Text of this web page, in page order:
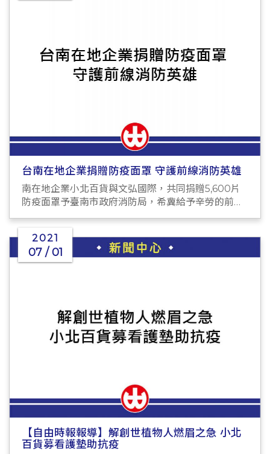
台南在地企業捐贈防疫面罩 守護前線消防英雄
南在地企業小北百貨與文弘國際，共同捐贈5,600片
防疫面罩予臺南市政府消防局，希冀給予辛勞的前線
2021
07 / 01
【自由時報報導】解創世植物人燃眉之急 小北
百貨募看護墊助抗疫